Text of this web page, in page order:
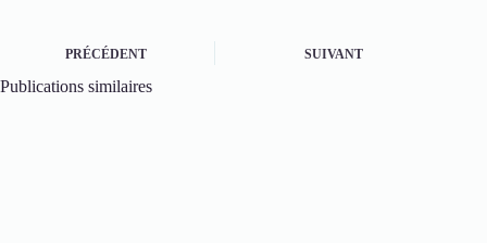
PRÉCÉDENT SUIVANT
Publications similaires